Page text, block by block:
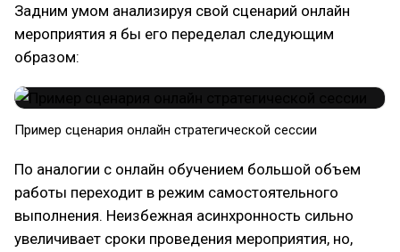
Задним умом анализируя свой сценарий онлайн
мероприятия я бы его переделал следующим
образом:
Пример сценария онлайн стратегической сессии​
По аналогии с онлайн обучением большой объем
работы переходит в режим самостоятельного
выполнения. Неизбежная асинхронность сильно
увеличивает сроки проведения мероприятия, но,